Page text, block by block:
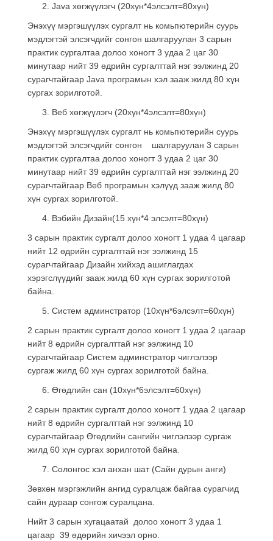
Java хөгжүүлэгч (20хүн*4элсэлт=80хүн)
Энэхүү мэргэшүүлэх сургалт нь комьпютерийн суурь
мэдлэгтэй элсэгчдийг сонгон шалгаруулан 3 сарын
практик сургалтаа долоо хоногт 3 удаа 2 цаг 30
минутаар нийт 39 өдрийн сургалттай нэг ээлжинд 20
сурагчтайгаар Java програмын хэл зааж жилд 80 хүн
сургах зорилготой.
Веб хөгжүүлэгч (20хүн*4элсэлт=80хүн)
Энэхүү мэргэшүүлэх сургалт нь комьпютерийн суурь
мэдлэгтэй элсэгчдийг сонгон шалгаруулан 3 сарын
практик сургалтаа долоо хоногт 3 удаа 2 цаг 30
минутаар нийт 39 өдрийн сургалттай нэг ээлжинд 20
сурагчтайгаар Веб програмын хэлүүд зааж жилд 80
хүн сургах зорилготой.
Вэбийн Дизайн(15 хүн*4 элсэлт=80хүн)
3 сарын практик сургалт долоо хоногт 1 удаа 4 цагаар
нийт 12 өдрийн сургалттай нэг ээлжинд 15
сурагчтайгаар Дизайн хийхэд ашиглагдах
хэрэгслүүдийг зааж жилд 60 хүн сургах зорилготой
байна.
Систем админстратор (10хүн*6элсэлт=60хүн)
2 сарын практик сургалт долоо хоногт 1 удаа 2 цагаар
нийт 8 өдрийн сургалттай нэг ээлжинд 10
сурагчтайгаар Систем админстратор чиглэлээр
сургаж жилд 60 хүн сургах зорилготой байна.
Өгөдлийн сан (10хүн*6элсэлт=60хүн)
2 сарын практик сургалт долоо хоногт 1 удаа 2 цагаар
нийт 8 өдрийн сургалттай нэг ээлжинд 10
сурагчтайгаар Өгөдлийн сангийн чиглэлээр сургаж
жилд 60 хүн сургах зорилготой байна.
Солонгос хэл анхан шат (Сайн дурын анги)
Зөвхөн мэргэжлийн ангид суралцаж байгаа сурагчид
сайн дураар сонгож суралцана.
Нийт 3 сарын хугацаатай долоо хоногт 3 удаа 1
цагаар 39 өдөрийн хичээл орно.